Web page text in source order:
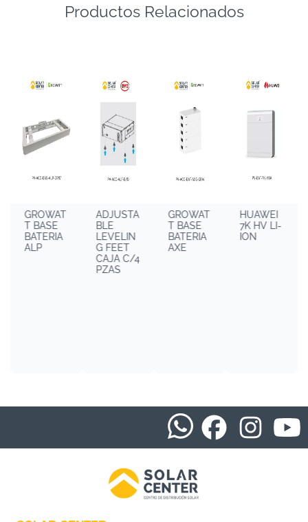
Productos Relacionados
GROWAT
T BASE
BATERIA
ALP
ADJUSTA
BLE
LEVELIN
G FEET
CAJA C/4
PZAS
GROWAT
T BASE
BATERIA
AXE
HUAWEI
7K HV LI-
ION